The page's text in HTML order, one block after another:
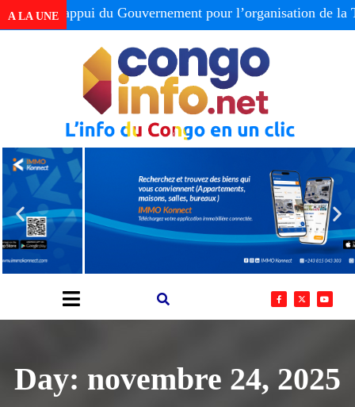
A LA UNEdu Gouvernement pour l’organisation de la Table
Day: novembre 24, 2025